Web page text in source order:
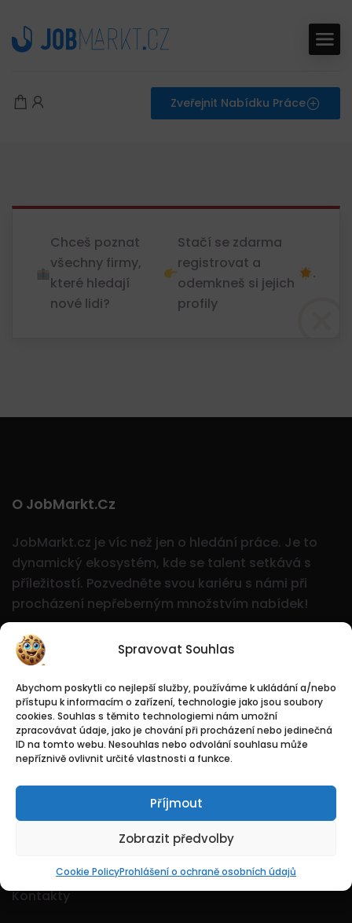
Spravovat Souhlas
Abychom poskytli co nejlepší služby, používáme k ukládání a/nebo
přístupu k informacím o zařízení, technologie jako jsou soubory
cookies. Souhlas s těmito technologiemi nám umožní
zpracovávat údaje, jako je chování při procházení nebo jedinečná
ID na tomto webu. Nesouhlas nebo odvolání souhlasu může
nepříznivě ovlivnit určité vlastnosti a funkce.
Příjmout
Zobrazit předvolby
Cookie PolicyProhlášení o ochraně osobních údajů
Zveřejnit Nabídku Práce
Chceš poznat
všechny firmy,
které hledají
nové lidi?
Stačí se zdarma
registrovat a
odemkneš si jejich
profily
.
O JobMarkt.cz
JobMarkt.cz je víc než jen o hledání práce. Je to
dynamický ekosystém, kde se talent setkává s
příležitostí. Pozvedněte svou kariéru s námi při
procházení nepřeberným množstvím nabídek!
Logo Jobmarkt.cz ® je registrovaná ochranná
známka.
Kontakty